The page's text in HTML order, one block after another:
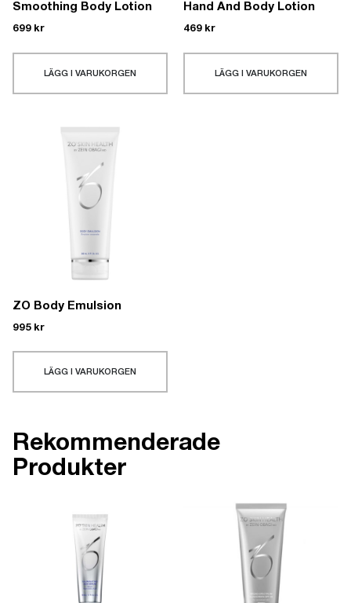
Smoothing Body Lotion
699 kr
LÄGG I VARUKORGEN
Hand And Body Lotion
469 kr
LÄGG I VARUKORGEN
ZO Body Emulsion
995 kr
LÄGG I VARUKORGEN
Rekommenderade
Produkter